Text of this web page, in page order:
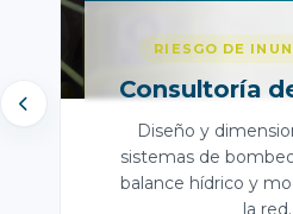
RIESGO DE
Consultoría
Diseño y
sistemas de
balance hídrico y
la red.